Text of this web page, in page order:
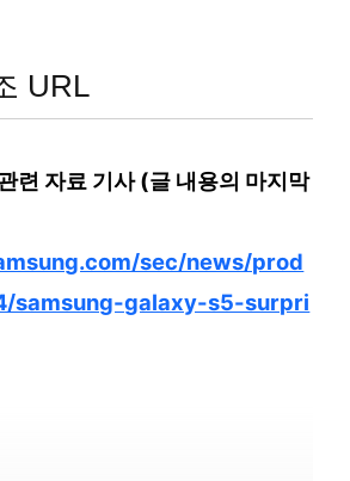
URL
련 자료 기사 (글 내용의 마지막
sec/news/prod
samsung-galaxy-s5-surpri